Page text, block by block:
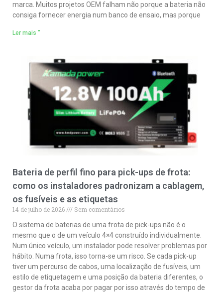
marca. Muitos projetos OEM falham não porque a bateria não
consiga fornecer energia num banco de ensaio, mas porque
Ler mais "
Bateria de perfil fino para pick-ups de frota:
como os instaladores padronizam a cablagem,
os fusíveis e as etiquetas
14 de julho de 2026
Sem comentários
O sistema de baterias de uma frota de pick-ups não é o
mesmo que o de um veículo 4×4 construído individualmente.
Num único veículo, um instalador pode resolver problemas por
hábito. Numa frota, isso torna-se um risco. Se cada pick-up
tiver um percurso de cabos, uma localização de fusíveis, um
estilo de etiquetagem e uma posição da bateria diferentes, o
gestor da frota acaba por pagar por isso através do tempo de